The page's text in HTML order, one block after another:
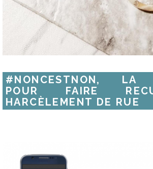
#NONCESTNON, LA
POUR FAIRE
HARCÈLEMENT DE RUE